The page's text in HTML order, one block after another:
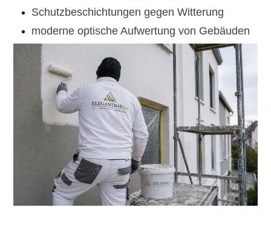
Schutzbeschichtungen gegen Witterung
moderne optische Aufwertung von Gebäuden